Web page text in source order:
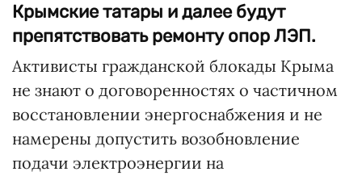
Крымские татары и далее будут
препятствовать ремонту опор ЛЭП.
Активисты гражданской блокады Крыма
не знают о договоренностях о частичном
восстановлении энергоснабжения и не
намерены допустить возобновление
подачи электроэнергии на